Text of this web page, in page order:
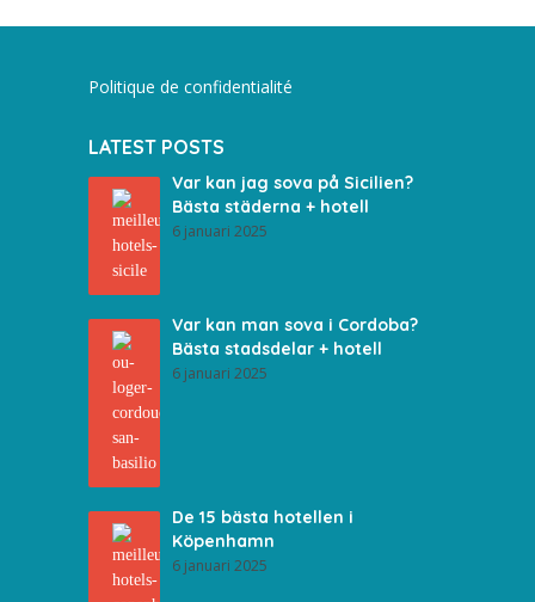
Politique de confidentialité
LATEST POSTS
Var kan jag sova på Sicilien?
Bästa städerna + hotell
6 januari 2025
Var kan man sova i Cordoba?
Bästa stadsdelar + hotell
6 januari 2025
De 15 bästa hotellen i
Köpenhamn
6 januari 2025